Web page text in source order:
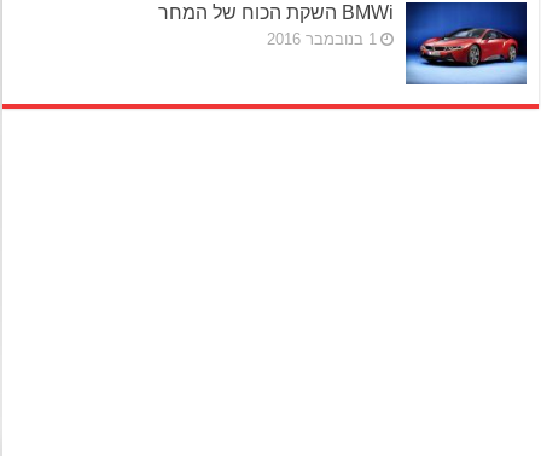
BMWi השקת הכוח של המחר
1 בנובמבר 2016